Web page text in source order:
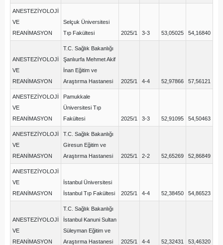
ANESTEZİYOLOJİ
VE
REANİMASYON
Selçuk Üniversitesi
Tıp Fakültesi
2025/1 3-3 53,05025 54,16840
ANESTEZİYOLOJİ
VE
REANİMASYON
T.C. Sağlık Bakanlığı
Şanlıurfa Mehmet Akif
İnan Eğitim ve
Araştırma Hastanesi
2025/1 4-4 52,97866 57,56121
ANESTEZİYOLOJİ
VE
REANİMASYON
Pamukkale
Üniversitesi Tıp
Fakültesi
2025/1 3-3 52,91095 54,50463
ANESTEZİYOLOJİ
VE
REANİMASYON
T.C. Sağlık Bakanlığı
Giresun Eğitim ve
Araştırma Hastanesi
2025/1 2-2 52,65269 52,86849
ANESTEZİYOLOJİ
VE
REANİMASYON
İstanbul Üniversitesi
İstanbul Tıp Fakültesi
2025/1 4-4 52,38450 54,86523
ANESTEZİYOLOJİ
VE
REANİMASYON
T.C. Sağlık Bakanlığı
İstanbul Kanuni Sultan
Süleyman Eğitim ve
Araştırma Hastanesi
2025/1 4-4 52,32431 53,46320